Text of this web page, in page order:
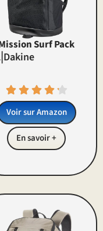
Surf Pack
|Dakine
Voir sur Amazon
En savoir +